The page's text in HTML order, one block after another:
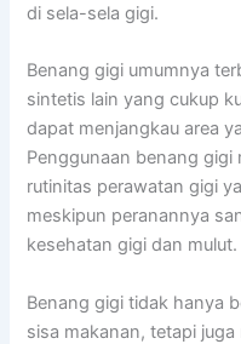
di sela-sela gigi.
Benang gigi umumnya
sintetis lain yang cukup
dapat menjangkau area
Penggunaan benang gigi
rutinitas perawatan gigi
meskipun peranannya
kesehatan gigi dan mulut.
Benang gigi tidak hanya
sisa makanan, tetapi